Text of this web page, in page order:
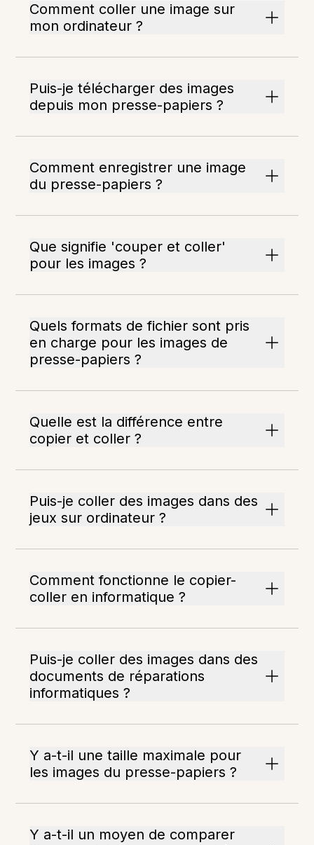
Comment coller une image sur
mon ordinateur ?
Puis-je télécharger des images
depuis mon presse-papiers ?
Comment enregistrer une image
du presse-papiers ?
Que signifie 'couper et coller'
pour les images ?
Quels formats de fichier sont pris
en charge pour les images de
presse-papiers ?
Quelle est la différence entre
copier et coller ?
Puis-je coller des images dans des
jeux sur ordinateur ?
Comment fonctionne le copier-
coller en informatique ?
Puis-je coller des images dans des
documents de réparations
informatiques ?
Y a-t-il une taille maximale pour
les images du presse-papiers ?
Y a-t-il un moyen de comparer